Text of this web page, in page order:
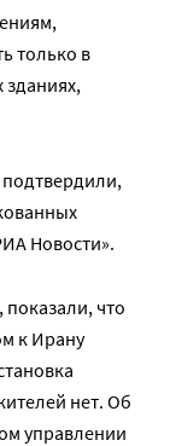
только в
Новости».
что
к Ирану
нет. Об
управлении